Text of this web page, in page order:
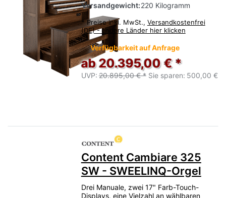
Versandgewicht:220 Kilogramm
* Preise inkl. MwSt., Versandkostenfrei
(DE) - andere Länder hier klicken
Verfügbarkeit auf Anfrage
ab 20.395,00 € *
UVP: 20.895,00 € * Sie sparen: 500,00 €
Content Cambiare 325
SW - SWEELINQ-Orgel
Drei Manuale, zwei 17" Farb-Touch-
Displays, eine Vielzahl an wählbaren